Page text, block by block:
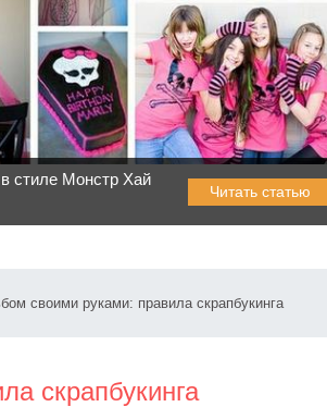
стиле Монстр Хай
Читать статью
своими руками: правила скрапбукинга
скрапбукинга